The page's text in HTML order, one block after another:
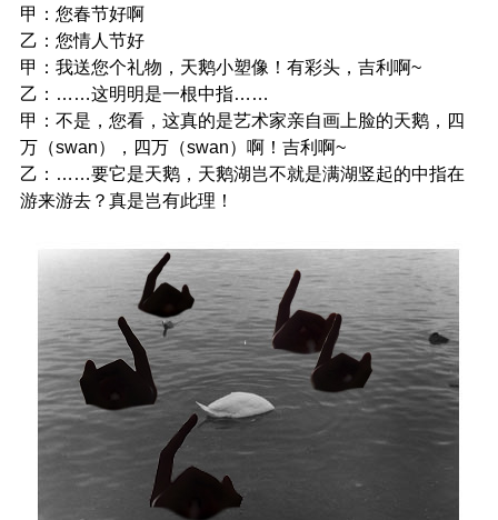
甲：您春节好啊
乙：您情人节好
甲：我送您个礼物，天鹅小塑像！有彩头，吉利啊~
乙：……这明明是一根中指……
甲：不是，您看，这真的是艺术家亲自画上脸的天鹅，四
万（swan），四万（swan）啊！吉利啊~
乙：……要它是天鹅，天鹅湖岂不就是满湖竖起的中指在
游来游去？真是岂有此理！